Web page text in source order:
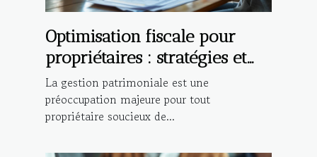
Optimisation fiscale pour
propriétaires : stratégies et
bénéfices
La gestion patrimoniale est une
préoccupation majeure pour tout
propriétaire soucieux de...